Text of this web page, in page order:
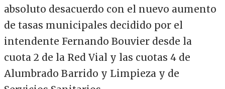
absoluto desacuerdo con el nuevo aumento
de tasas municipales decidido por el
intendente Fernando Bouvier desde la
cuota 2 de la Red Vial y las cuotas 4 de
Alumbrado Barrido y Limpieza y de